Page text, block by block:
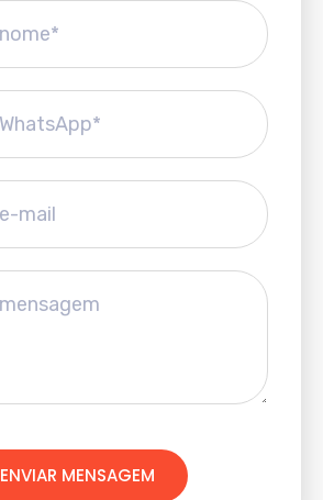
ENVIAR MENSAGEM